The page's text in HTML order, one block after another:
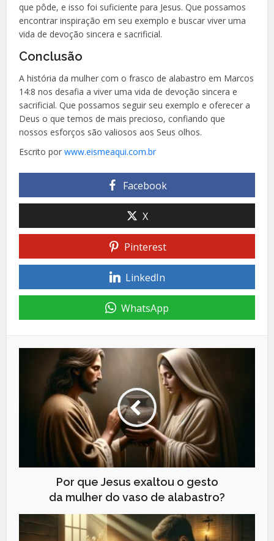
que pôde, e isso foi suficiente para Jesus. Que possamos
encontrar inspiração em seu exemplo e buscar viver uma
vida de devoção sincera e sacrificial.
Conclusão
A história da mulher com o frasco de alabastro em Marcos
14:8 nos desafia a viver uma vida de devoção sincera e
sacrificial. Que possamos seguir seu exemplo e oferecer a
Deus o que temos de mais precioso, confiando que
nossos esforços são valiosos aos Seus olhos.
Escrito porwww.eismeaqui.com.br
Facebook
X
Pinterest
LinkedIn
WhatsApp
Por que Jesus exaltou o gesto
da mulher do vaso de alabastro?